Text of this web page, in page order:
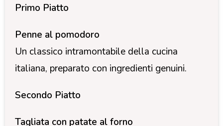
Primo Piatto
Penne al pomodoro
Un classico intramontabile della cucina
italiana, preparato con ingredienti genuini.
Secondo Piatto
Tagliata con patate al forno